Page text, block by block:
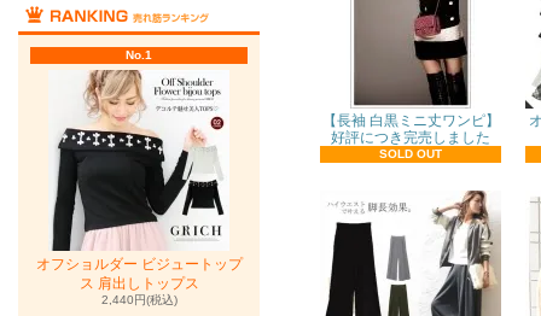
No.1
オフショルダー ビジュートップ
ス 肩出しトップス
2,440円(税込)
【長袖 白黒ミニ丈ワンピ】
好評につき完売しました
SOLD OUT